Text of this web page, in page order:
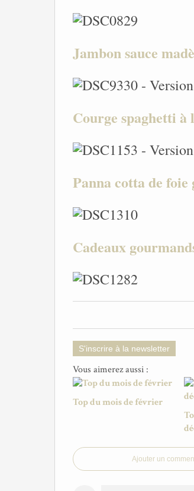
Jambon sauce
Courge spaghetti à
Panna cotta de foie
Cadeaux
S'inscrire à la newsletter
Vous aimerez aussi :
Top du mois de février
Ajouter un